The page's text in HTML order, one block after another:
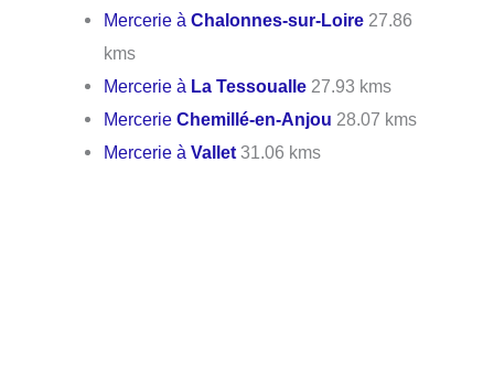
Mercerie àChalonnes-sur-Loire 27.86
kms
Mercerie à La Tessoualle 27.93 kms
MercerieChemillé-en-Anjou 28.07 kms
Mercerie àVallet 31.06 kms